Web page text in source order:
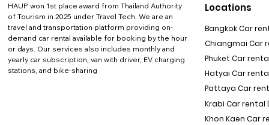
HAUP won 1st place award from Thailand Authority
of Tourism in 2025 under Travel Tech. We are an
travel and transportation platform providing on-
demand car rental available for booking by the hour
or days. Our services also includes monthly and
yearly car subscription, van with driver, EV charging
stations, and bike-sharing
Locations
Bangkok Car
Chiangmai Car
Phuket Car rental
Hatyai Car
Pattaya Car
Krabi Car rental |
Khon Kaen Car